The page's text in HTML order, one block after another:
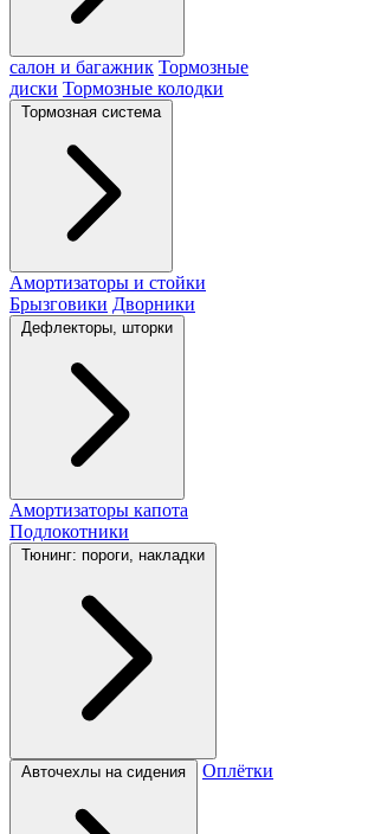
салон и багажник Тормозные
диски Тормозные колодки
Тормозная система
Амортизаторы и стойки
Брызговики Дворники
Дефлекторы, шторки
Амортизаторы капота
Подлокотники
Тюнинг: пороги, накладки
Авточехлы на сидения Оплётки